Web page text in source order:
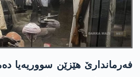
فەرماندارێ هێزێن سووریه‌یا